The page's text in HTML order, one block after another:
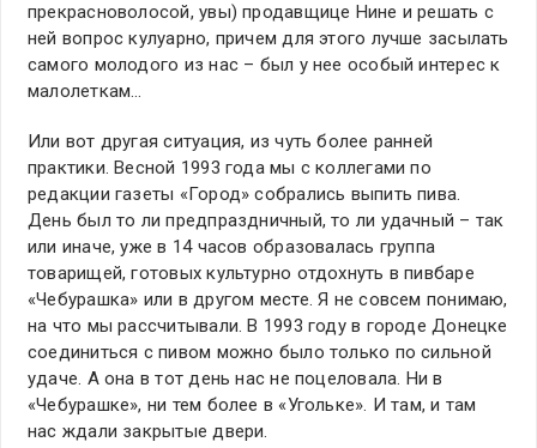
прекрасноволосой, увы) продавщице Нине и решать с
ней вопрос кулуарно, причем для этого лучше засылать
самого молодого из нас – был у нее особый интерес к
малолеткам…
Или вот другая ситуация, из чуть более ранней
практики. Весной 1993 года мы с коллегами по
редакции газеты «Город» собрались выпить пива.
День был то ли предпраздничный, то ли удачный – так
или иначе, уже в 14 часов образовалась группа
товарищей, готовых культурно отдохнуть в пивбаре
«Чебурашка» или в другом месте. Я не совсем понимаю,
на что мы рассчитывали. В 1993 году в городе Донецке
соединиться с пивом можно было только по сильной
удаче. А она в тот день нас не поцеловала. Ни в
«Чебурашке», ни тем более в «Угольке». И там, и там
нас ждали закрытые двери.